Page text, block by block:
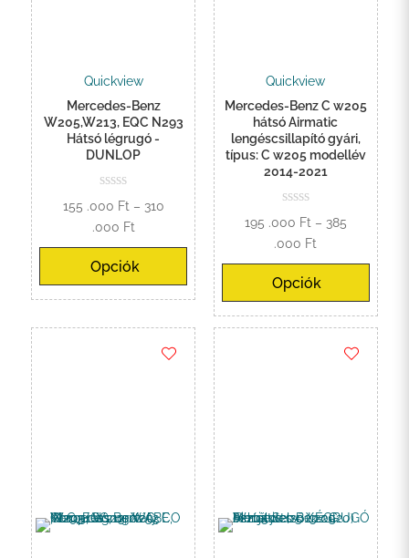
Quickview
Mercedes-Benz
W205,W213, EQC N293
Hátsó légrugó -
DUNLOP
155 .000 Ft – 310
.000 FtÁrtartomány:
155
.000 Ft
-
.000 Ft
Opciók
Quickview
Mercedes-Benz C w205
hátsó Airmatic
lengéscsillapító gyári,
típus: C w205 modellév
2014-2021
195 .000 Ft – 385
.000 Ft Ártartomány:
195
.000 Ft
-
385
.000 Ft
Opciók